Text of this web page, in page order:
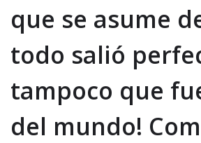
que se asume
todo salió
tampoco que
del mundo!